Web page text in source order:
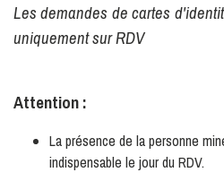
Les demandes de cartes
uniquement sur RDV
Attention :
La présence de la personne
indispensable le jour du RDV.